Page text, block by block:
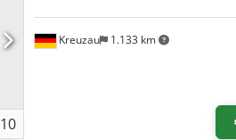
10
Kreuzau 1.133 km